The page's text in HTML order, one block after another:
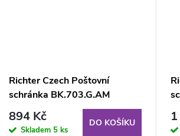
Richter Czech Poštovní
schránka BK.703.G.AM
894 Kč
Skladem 5 ks
DO KOŠÍKU